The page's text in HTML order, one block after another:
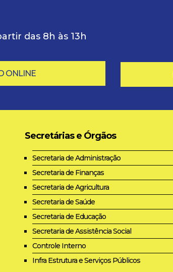
das 8h às 13h
ONLINE
Secretárias e Órgãos
Secretaria de Administração
Secretaria de Finanças
Secretaria de Agricultura
Secretaria de Saúde
Secretaria de Educação
Secretaria de Assistência Social
Controle Interno
Infra Estrutura e Serviços Públicos